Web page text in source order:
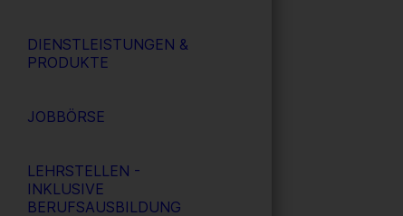
DIENSTLEISTUNGEN &
PRODUKTE
JOBBÖRSE
LEHRSTELLEN -
INKLUSIVE
BERUFSAUSBILDUNG